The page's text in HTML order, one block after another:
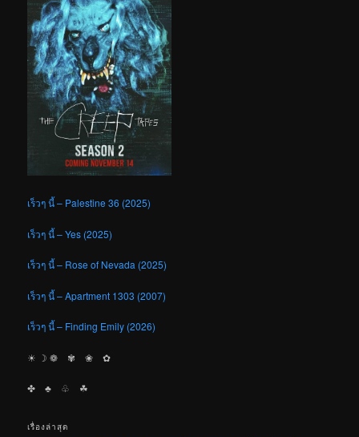
เร็วๆ นี้ – Palestine 36 (2025)
เร็วๆ นี้ – Yes (2025)
เร็วๆ นี้ – Rose of Nevada (2025)
เร็วๆ นี้ – Apartment 1303 (2007)
เร็วๆ นี้ – Finding Emily (2026)
☀︎ ☽ ❁ ✾ ❀ ✿
✤ ♣︎ ♧ ☘︎
เรื่องล่าสุด